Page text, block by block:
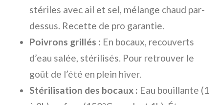
stériles avec ail et sel, mélange chaud par-
dessus. Recette de pro garantie.
Poivrons grillés : En bocaux, recouverts
d’eau salée, stérilisés. Pour retrouver le
goût de l’été en plein hiver.
Stérilisation des bocaux : Eau bouillante (1